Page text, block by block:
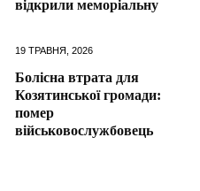
відкрили меморіальну
19 ТРАВНЯ, 2026
Болісна втрата для
Козятинської громади:
помер
військовослужбовець